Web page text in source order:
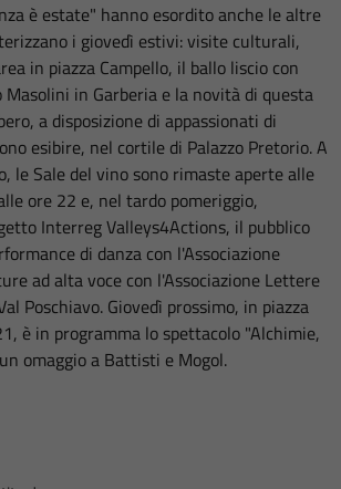
è estate" hanno esordito anche le altre
i giovedì estivi: visite culturali,
in piazza Campello, il ballo liscio con
in Garberia e la novità di questa
a disposizione di appassionati di
esibire, nel cortile di Palazzo Pretorio. A
le Sale del vino sono rimaste aperte alle
ore 22 e, nel tardo pomeriggio,
Interreg Valleys4Actions, il pubblico
di danza con l'Associazione
ad alta voce con l'Associazione Lettere
Poschiavo. Giovedì prossimo, in piazza
è in programma lo spettacolo "Alchimie,
omaggio a Battisti e Mogol.